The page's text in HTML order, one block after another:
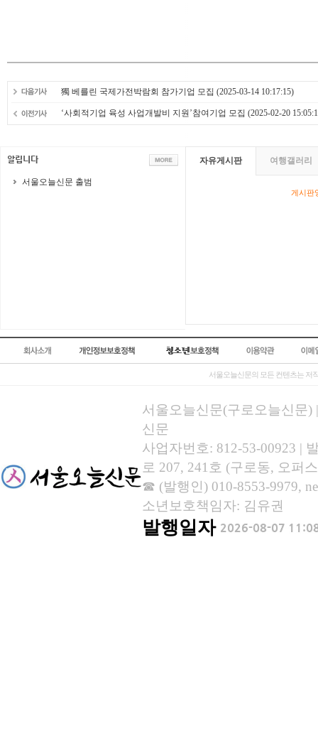
獨 베를린 국제가전박람회 참가기업 모집 (2025-03-14 10:17:15)
‘사회적기업 육성 사업개발비 지원’참여기업 모집 (2025-02-20
서울오늘신문 출범
자유게시판 여행갤러리
게시판
서울오늘신문의 모든 컨텐츠는 저
서울오늘신문(구로오늘신문)
신문
사업자번호: 812-53-00923 |
로 207, 241호 (구로동, 오퍼
☎ (발행인) 010-8553-9979,
소년보호책임자: 김유권
발행일자